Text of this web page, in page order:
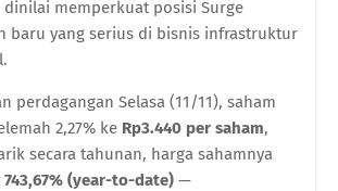
memperkuat posisi Surge
baru yang serius di bisnis infrastruktur
perdagangan Selasa (11/11), saham
2,27% ke Rp3.440 per saham,
secara tahunan, harga sahamnya
(year-to-date) —